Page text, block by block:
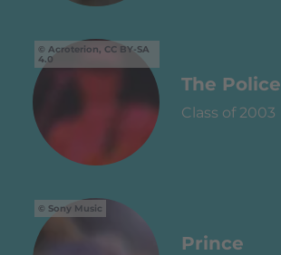
Acroterion, CC BY-SA
4.0
The Police
Class of 2003
Sony Music
Prince